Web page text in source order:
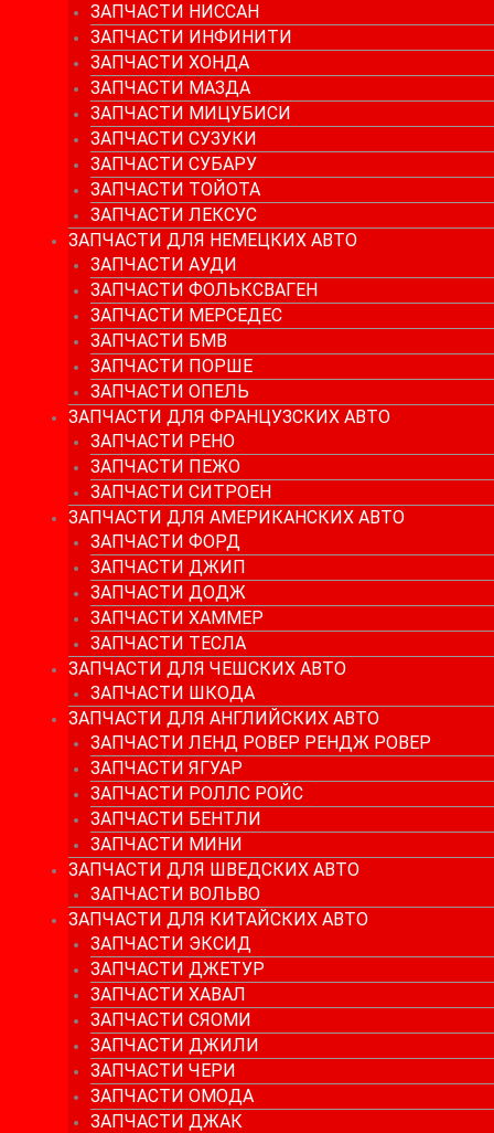
ЗАПЧАСТИ НИССАН
ЗАПЧАСТИ ИНФИНИТИ
ЗАПЧАСТИ ХОНДА
ЗАПЧАСТИ МАЗДА
ЗАПЧАСТИ МИЦУБИСИ
ЗАПЧАСТИ СУЗУКИ
ЗАПЧАСТИ СУБАРУ
ЗАПЧАСТИ ТОЙОТА
ЗАПЧАСТИ ЛЕКСУС
ЗАПЧАСТИ ДЛЯ НЕМЕЦКИХ АВТО
ЗАПЧАСТИ АУДИ
ЗАПЧАСТИ ФОЛЬКСВАГЕН
ЗАПЧАСТИ МЕРСЕДЕС
ЗАПЧАСТИ БМВ
ЗАПЧАСТИ ПОРШЕ
ЗАПЧАСТИ ОПЕЛЬ
ЗАПЧАСТИ ДЛЯ ФРАНЦУЗСКИХ АВТО
ЗАПЧАСТИ РЕНО
ЗАПЧАСТИ ПЕЖО
ЗАПЧАСТИ СИТРОЕН
ЗАПЧАСТИ ДЛЯ АМЕРИКАНСКИХ АВТО
ЗАПЧАСТИ ФОРД
ЗАПЧАСТИ ДЖИП
ЗАПЧАСТИ ДОДЖ
ЗАПЧАСТИ ХАММЕР
ЗАПЧАСТИ ТЕСЛА
ЗАПЧАСТИ ДЛЯ ЧЕШСКИХ АВТО
ЗАПЧАСТИ ШКОДА
ЗАПЧАСТИ ДЛЯ АНГЛИЙСКИХ АВТО
ЗАПЧАСТИ ЛЕНД РОВЕР РЕНДЖ РОВЕР
ЗАПЧАСТИ ЯГУАР
ЗАПЧАСТИ РОЛЛС РОЙС
ЗАПЧАСТИ БЕНТЛИ
ЗАПЧАСТИ МИНИ
ЗАПЧАСТИ ДЛЯ ШВЕДСКИХ АВТО
ЗАПЧАСТИ ВОЛЬВО
ЗАПЧАСТИ ДЛЯ КИТАЙСКИХ АВТО
ЗАПЧАСТИ ЭКСИД
ЗАПЧАСТИ ДЖЕТУР
ЗАПЧАСТИ ХАВАЛ
ЗАПЧАСТИ СЯОМИ
ЗАПЧАСТИ ДЖИЛИ
ЗАПЧАСТИ ЧЕРИ
ЗАПЧАСТИ ОМОДА
ЗАПЧАСТИ ДЖАК